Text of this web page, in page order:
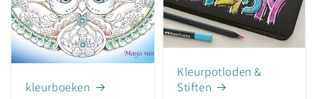
kleurboeken
Kleurpotloden &
Stiften